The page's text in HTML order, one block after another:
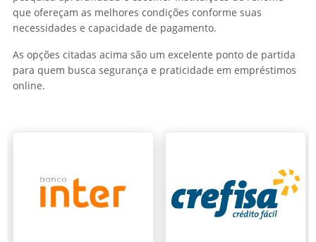
que ofereçam as melhores condições conforme suas
necessidades e capacidade de pagamento.
As opções citadas acima são um excelente ponto de partida
para quem busca segurança e praticidade em empréstimos
online.